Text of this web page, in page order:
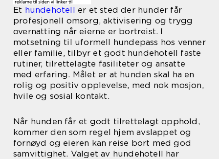
Et hundehotell er et sted der hunder får
profesjonell omsorg, aktivisering og trygg
overnatting når eierne er bortreist. I
motsetning til uformell hundepass hos venner
eller familie, tilbyr et godt hundehotell faste
rutiner, tilrettelagte fasiliteter og ansatte
med erfaring. Målet er at hunden skal ha en
rolig og positiv opplevelse, med nok mosjon,
hvile og sosial kontakt.
Når hunden får et godt tilrettelagt opphold,
kommer den som regel hjem avslappet og
fornøyd og eieren kan reise bort med god
samvittighet. Valget av hundehotell har